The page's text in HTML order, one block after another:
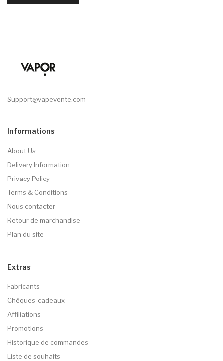
Support@vapevente.com
Informations
About Us
Delivery Information
Privacy Policy
Terms & Conditions
Nous contacter
Retour de marchandise
Plan du site
Extras
Fabricants
Chèques-cadeaux
Affiliations
Promotions
Historique de commandes
Liste de souhaits